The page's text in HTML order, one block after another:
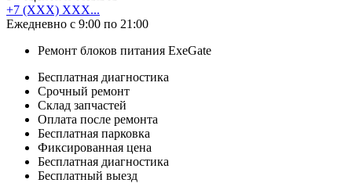
+7 (XXX) XXX...
Ежедневно с 9:00 по 21:00
Ремонт блоков питания ExeGate
Бесплатная диагностика
Срочный ремонт
Cклад запчастей
Оплата после ремонта
Бесплатная парковка
Фиксированная цена
Бесплатная диагностика
Бесплатный выезд